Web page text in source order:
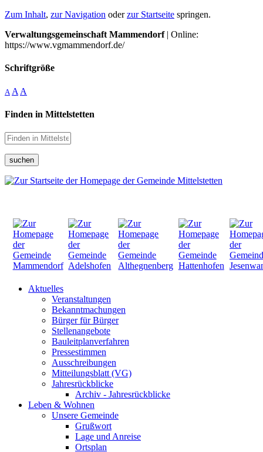
Zum Inhalt, zur Navigation oderzur Startseite springen.
Verwaltungsgemeinschaft Mammendorf| Online:
https://www.vgmammendorf.de/
Schriftgröße
A A A
Finden in Mittelstetten
suchen
Aktuelles
Veranstaltungen
Bekanntmachungen
Bürger für Bürger
Stellenangebote
Bauleitplanverfahren
Pressestimmen
Ausschreibungen
Mitteilungsblatt (VG)
Jahresrückblicke
Archiv - Jahresrückblicke
Leben & Wohnen
Unsere Gemeinde
Grußwort
Lage und Anreise
Ortsplan